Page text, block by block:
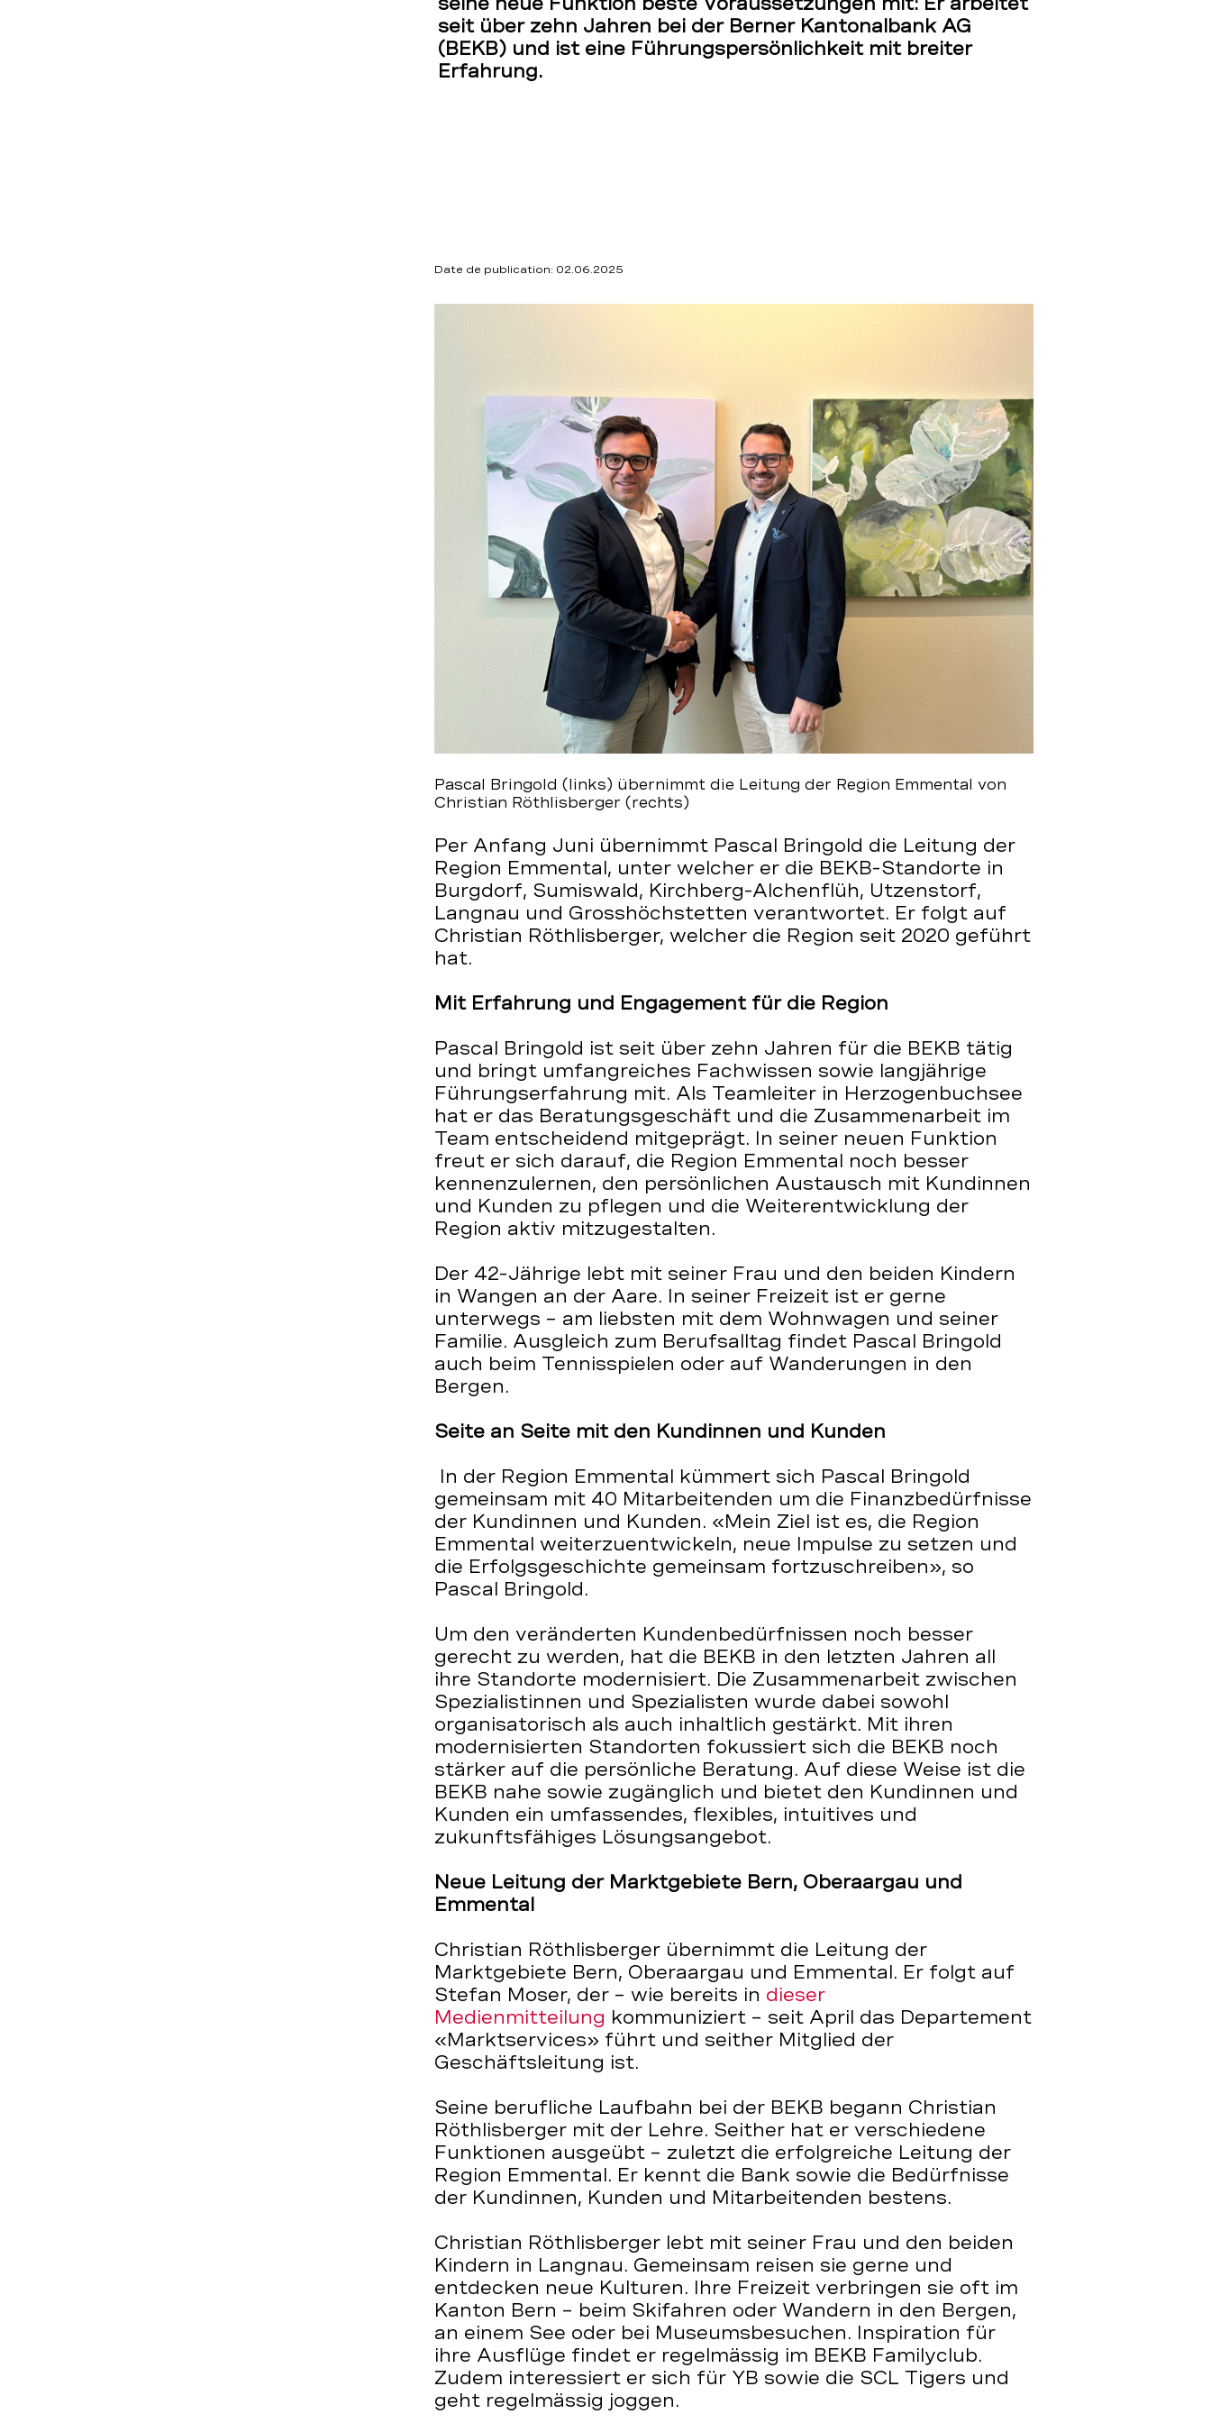
seit über zehn Jahren bei der Berner Kantonalbank AG
(BEKB) und ist eine Führungspersönlichkeit mit breiter
Erfahrung.
Date de publication: 02.06.2025
Pascal Bringold (links) übernimmt die Leitung der Region Emmental von
Christian Röthlisberger (rechts)
Per Anfang Juni übernimmt Pascal Bringold die Leitung der
Region Emmental, unter welcher er die BEKB-Standorte in
Burgdorf, Sumiswald, Kirchberg-Alchenflüh, Utzenstorf,
Langnau und Grosshöchstetten verantwortet. Er folgt auf
Christian Röthlisberger, welcher die Region seit 2020 geführt
hat.
Mit Erfahrung und Engagement für die Region
Pascal Bringold ist seit über zehn Jahren für die BEKB tätig
und bringt umfangreiches Fachwissen sowie langjährige
Führungserfahrung mit. Als Teamleiter in Herzogenbuchsee
hat er das Beratungsgeschäft und die Zusammenarbeit im
Team entscheidend mitgeprägt. In seiner neuen Funktion
freut er sich darauf, die Region Emmental noch besser
kennenzulernen, den persönlichen Austausch mit Kundinnen
und Kunden zu pflegen und die Weiterentwicklung der
Region aktiv mitzugestalten.
Der 42-Jährige lebt mit seiner Frau und den beiden Kindern
in Wangen an der Aare. In seiner Freizeit ist er gerne
unterwegs – am liebsten mit dem Wohnwagen und seiner
Familie. Ausgleich zum Berufsalltag findet Pascal Bringold
auch beim Tennisspielen oder auf Wanderungen in den
Bergen.
Seite an Seite mit den Kundinnen und Kunden
In der Region Emmental kümmert sich Pascal Bringold
gemeinsam mit 40 Mitarbeitenden um die Finanzbedürfnisse
der Kundinnen und Kunden. «Mein Ziel ist es, die Region
Emmental weiterzuentwickeln, neue Impulse zu setzen und
die Erfolgsgeschichte gemeinsam fortzuschreiben», so
Pascal Bringold.
Um den veränderten Kundenbedürfnissen noch besser
gerecht zu werden, hat die BEKB in den letzten Jahren all
ihre Standorte modernisiert. Die Zusammenarbeit zwischen
Spezialistinnen und Spezialisten wurde dabei sowohl
organisatorisch als auch inhaltlich gestärkt. Mit ihren
modernisierten Standorten fokussiert sich die BEKB noch
stärker auf die persönliche Beratung. Auf diese Weise ist die
BEKB nahe sowie zugänglich und bietet den Kundinnen und
Kunden ein umfassendes, flexibles, intuitives und
zukunftsfähiges Lösungsangebot.
Neue Leitung der Marktgebiete Bern, Oberaargau und
Emmental
Christian Röthlisberger übernimmt die Leitung der
Marktgebiete Bern, Oberaargau und Emmental. Er folgt auf
Stefan Moser, der – wie bereits in dieser
Medienmitteilung kommuniziert – seit April das Departement
«Marktservices» führt und seither Mitglied der
Geschäftsleitung ist.
Seine berufliche Laufbahn bei der BEKB begann Christian
Röthlisberger mit der Lehre. Seither hat er verschiedene
Funktionen ausgeübt – zuletzt die erfolgreiche Leitung der
Region Emmental. Er kennt die Bank sowie die Bedürfnisse
der Kundinnen, Kunden und Mitarbeitenden bestens.
Christian Röthlisberger lebt mit seiner Frau und den beiden
Kindern in Langnau. Gemeinsam reisen sie gerne und
entdecken neue Kulturen. Ihre Freizeit verbringen sie oft im
Kanton Bern – beim Skifahren oder Wandern in den Bergen,
an einem See oder bei Museumsbesuchen. Inspiration für
ihre Ausflüge findet er regelmässig im BEKB Familyclub.
Zudem interessiert er sich für YB sowie die SCL Tigers und
geht regelmässig joggen.